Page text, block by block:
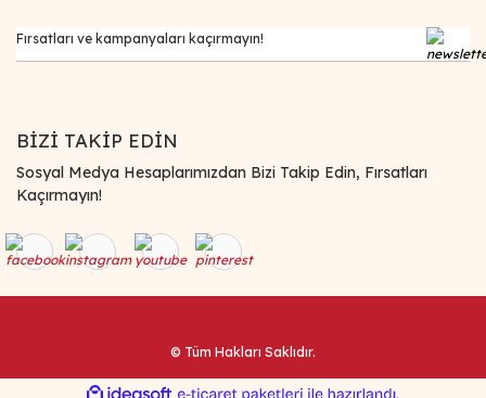
BİZİ TAKİP EDİN
Sosyal Medya Hesaplarımızdan Bizi Takip Edin, Fırsatları
Kaçırmayın!
© Tüm Hakları Saklıdır.
ideasoft e-